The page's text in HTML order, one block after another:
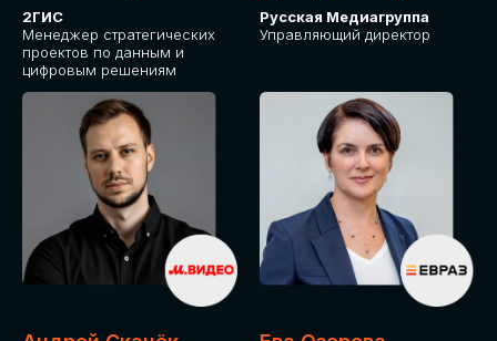
2ГИС
Менеджер стратегических
проектов по данным и
цифровым решениям
Русская Медиагруппа
Управляющий директор